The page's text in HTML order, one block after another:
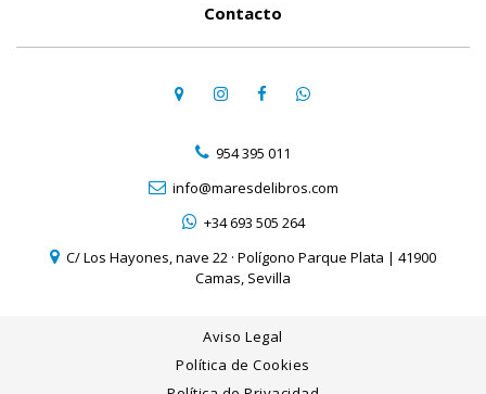
Contacto
954 395 011
info@maresdelibros.com
+34 693 505 264
C/ Los Hayones, nave 22 · Polígono Parque Plata | 41900
Camas, Sevilla
Aviso Legal
Política de Cookies